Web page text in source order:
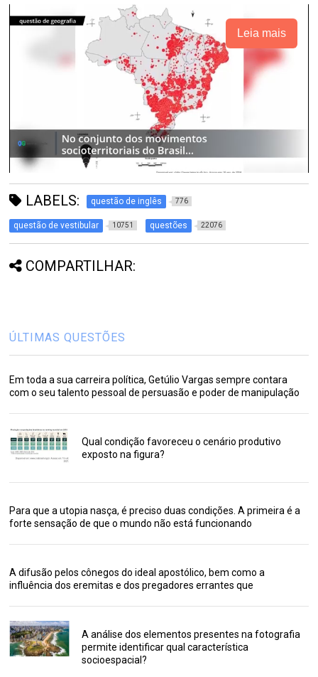
Leia mais
LABELS: questão de inglês 776
questão de vestibular 10751 questões 22076
COMPARTILHAR:
ÚLTIMAS QUESTÕES
Em toda a sua carreira política, Getúlio Vargas sempre contara
com o seu talento pessoal de persuasão e poder de manipulação
Qual condição favoreceu o cenário produtivo
exposto na figura?
Para que a utopia nasça, é preciso duas condições. A primeira é a
forte sensação de que o mundo não está funcionando
A difusão pelos cônegos do ideal apostólico, bem como a
influência dos eremitas e dos pregadores errantes que
A análise dos elementos presentes na fotografia
permite identificar qual característica
socioespacial?